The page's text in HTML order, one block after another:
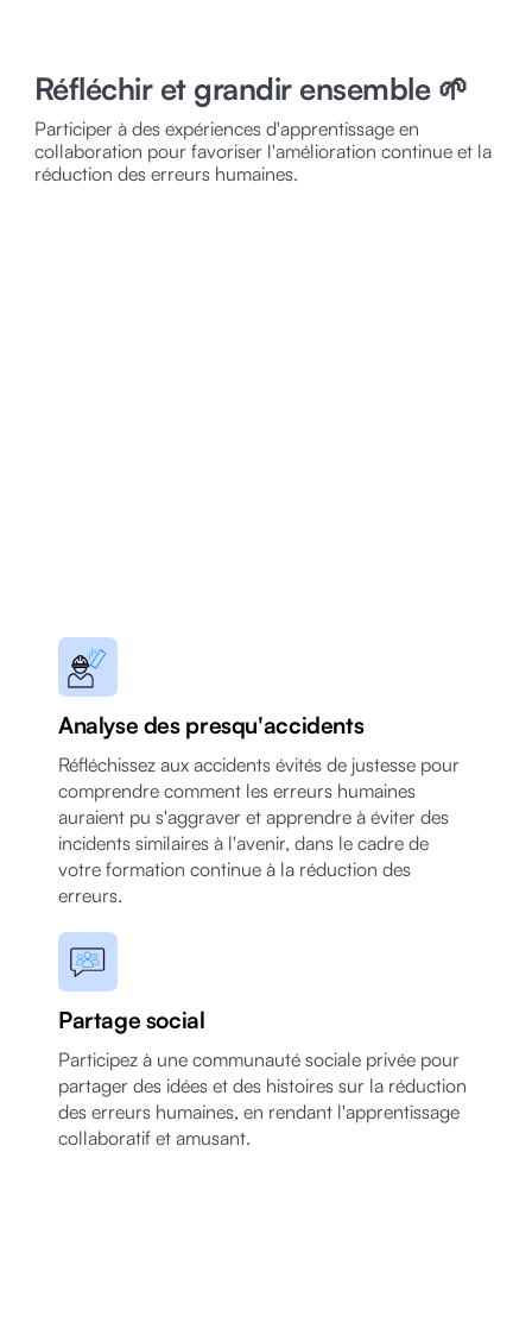
Réfléchir et grandir ensemble 🌱
Participer à des expériences d'apprentissage en
collaboration pour favoriser l'amélioration continue et la
réduction des erreurs humaines.
Analyse des presqu'accidents
Réfléchissez aux accidents évités de justesse pour
comprendre comment les erreurs humaines
auraient pu s'aggraver et apprendre à éviter des
incidents similaires à l'avenir, dans le cadre de
votre formation continue à la réduction des
erreurs.
Partage social
Participez à une communauté sociale privée pour
partager des idées et des histoires sur la réduction
des erreurs humaines, en rendant l'apprentissage
collaboratif et amusant.